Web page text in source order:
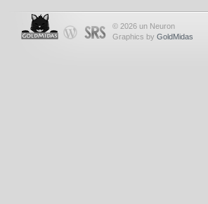
© 2026 un Neuron
Graphics by GoldMidas